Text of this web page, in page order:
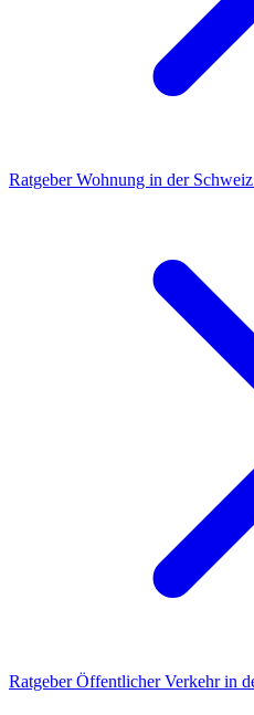
RatgeberWohnung in der
RatgeberÖffentlicher Verkehr in